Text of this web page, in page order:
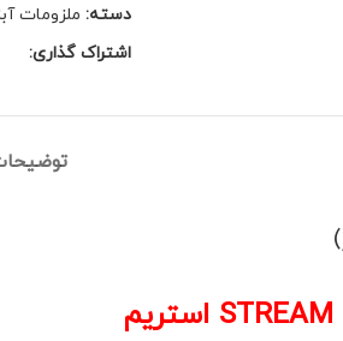
دسته: ملزومات
اشتراک گذاری: